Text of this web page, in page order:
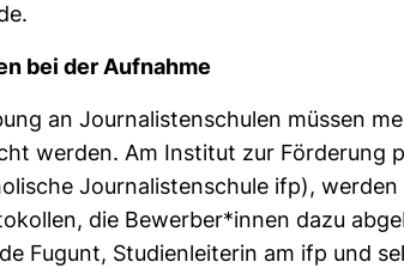
bei der Auf­nahme
an Jour­na­lis­ten­schulen müssen
werden. Am Institut zur För­de­rung
Jour­na­lis­ten­schule ifp), werden
die Bewerber*innen dazu
Fugunt, Stu­di­en­lei­terin am ifp und